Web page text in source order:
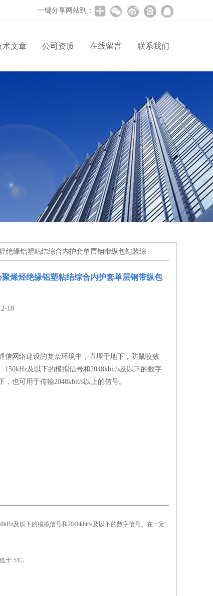
一键分享网站到：
术文章 公司资质 在线留言 联系我们
绝缘铝塑粘结综合内护套单层钢带纵包铠装综
烯烃绝缘铝塑粘结综合内护套单层钢带纵包
18
信网络建设的复杂环境中，直埋于地下，防鼠咬效
150kHz及以下的模拟信号和2048kbit/s及以下的数字
，也可用于传输2048kbit/s以上的信号。
及以下的模拟信号和2048kbit/s及以下的数字信号。在一定
于-5℃。